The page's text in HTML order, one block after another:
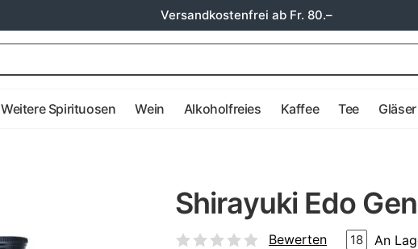
Versandkostenfrei ab Fr. 80.–
Weitere Spirituosen Wein Alkoholfreies Kaffee Tee Gläser
Shirayuki Edo
Bewerten 18 An